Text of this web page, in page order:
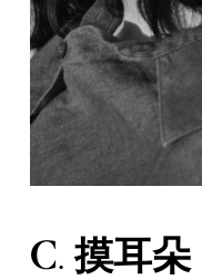
C. 摸耳朵